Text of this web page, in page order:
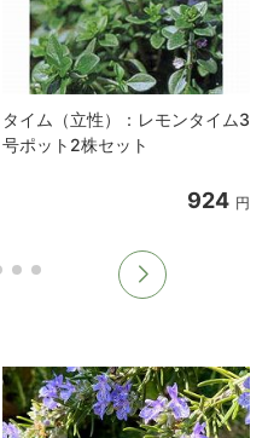
タイム（立性）：レモンタイム3
号ポット2株セット
924 円